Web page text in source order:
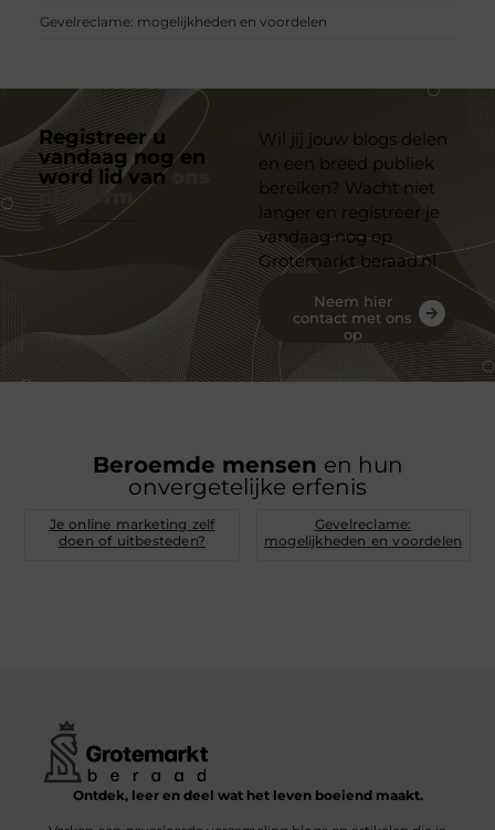
Gevelreclame: mogelijkheden en voordelen
Registreer u
vandaag nog en
word lid van
platform
Wil jij jouw blogs delen
en een breed publiek
bereiken? Wacht niet
langer en registreer je
vandaag nog op
Grotemarkt beraad.nl
Neem hier
contact met ons
op
Beroemde mensen en hun
onvergetelijke erfenis
Je online marketing zelf
doen of uitbesteden?
Gevelreclame:
mogelijkheden en voordelen
Ontdek, leer en deel wat het leven boeiend maakt.